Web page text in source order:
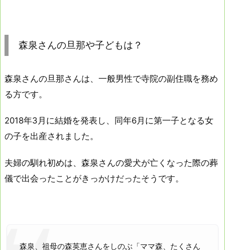
森泉さんの旦那や子どもは？
森泉さんの旦那さんは、一般男性で寺院の副住職を務め
る方です。
2018年3月に結婚を発表し、同年6月に第一子となる女
の子を出産されました。
夫婦の馴れ初めは、森泉さんの愛犬が亡くなった際の葬
儀で出会ったことがきっかけだったそうです。
森泉、祖母の森英恵さんをしのぶ「ママ森、たくさん